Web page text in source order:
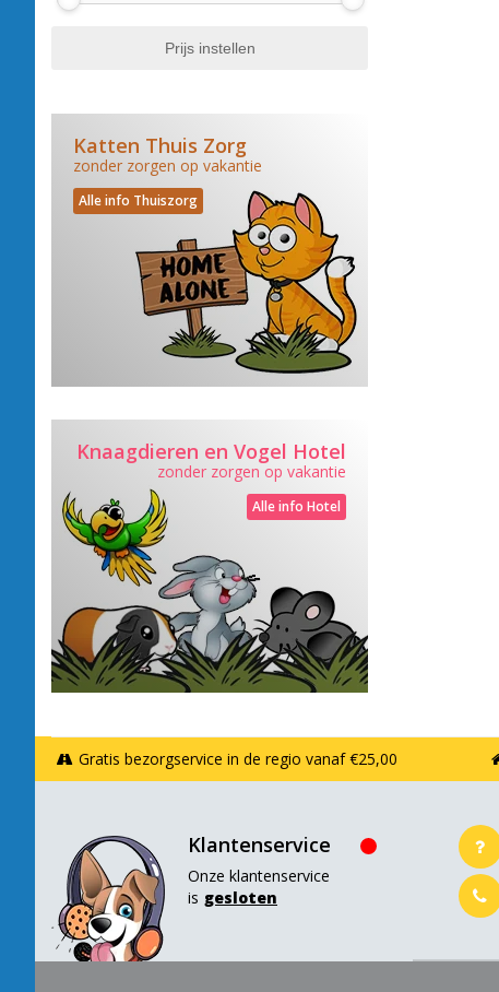
Katten Thuis Zorg
zonder zorgen op vakantie
Alle info Thuiszorg
Knaagdieren en Vogel Hotel
zonder zorgen op vakantie
Alle info Hotel
Gratis bezorgservice in de regio vanaf €25,00
Klantenservice
Onze klantenservice
is gesloten